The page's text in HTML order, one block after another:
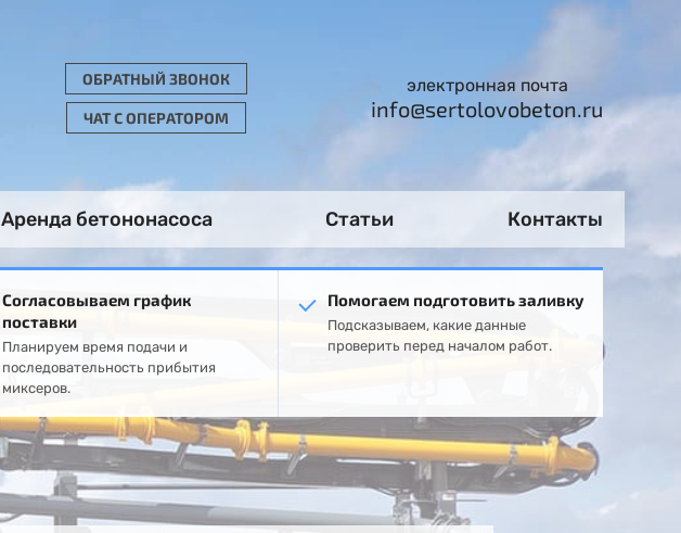
ОБРАТНЫЙ ЗВОНОК
ЧАТ С ОПЕРАТОРОМ
электронная почта
info@sertolovobeton.ru
Аренда бетононасоса Статьи Контакты
Согласовываем график
поставки
Планируем время подачи и
последовательность прибытия
миксеров.
Помогаем подготовить заливку
Подсказываем, какие данные
проверить перед началом работ.